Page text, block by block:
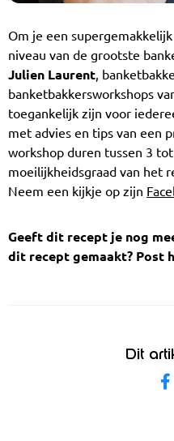
Om je een
niveau van de grootste
Julien Laurent,
banketbakkersworkshops
toegankelijk zijn voor
met advies en tips van een
workshop duren tussen 3
moeilijkheidsgraad van het
Neem een kijkje op zijn
Geeft dit recept je nog
dit recept gemaakt? Post
Dit